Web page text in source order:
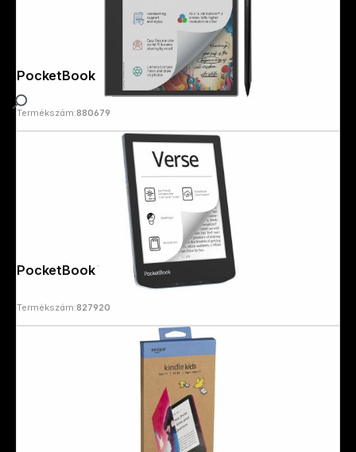
PocketBook InkPad Eo Mist Grey
Termékszám:880679
PocketBook Verse Bright Blue
Termékszám:827920